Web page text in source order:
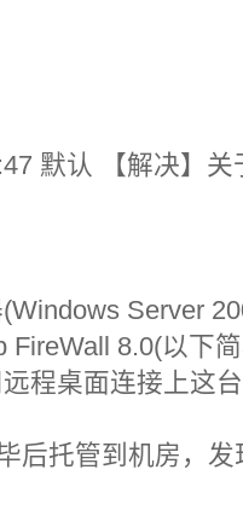
默认 【解决】
Server
FireWall 8.0(以下
程桌面连接上这
后托管到机房，